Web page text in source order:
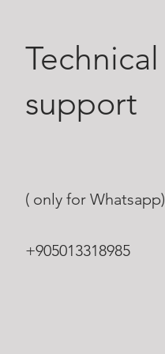
Technical
support
( only for Whatsapp)
+905013318985